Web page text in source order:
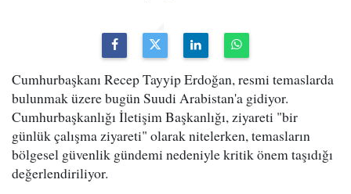
Cumhurbaşkanı Recep Tayyip Erdoğan, resmi temaslarda
bulunmak üzere bugün Suudi Arabistan'a gidiyor.
Cumhurbaşkanlığı İletişim Başkanlığı, ziyareti "bir
günlük çalışma ziyareti" olarak nitelerken, temasların
bölgesel güvenlik gündemi nedeniyle kritik önem taşıdığı
değerlendiriliyor.